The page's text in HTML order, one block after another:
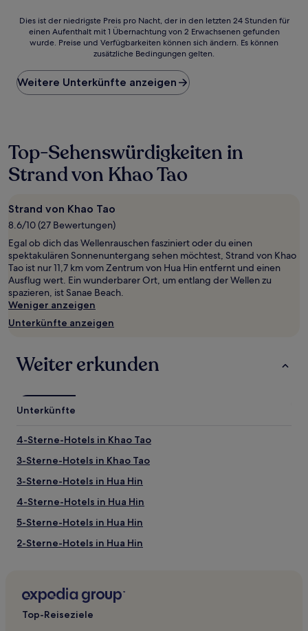
Dies
der
Preis
pro
Nacht,
letzten
24 Stunden
für
einen
mit
1 Übernachtung
von
2 Erwachsenen
gefunden
wurde.
Preise
und
Verfügbarkeiten
können
sich
Es
können
Bedingungen
gelten.
Dies ist der niedrigste Preis pro Nacht, der in den letzten 24 Stunden für
einen Aufenthalt mit 1 Übernachtung von 2 Erwachsenen gefunden
wurde. Preise und Verfügbarkeiten können sich ändern. Es können
zusätzliche Bedingungen gelten.
Weitere Unterkünfte anzeigen
Top-Sehenswürdigkeiten in
Strand von Khao Tao
Strand von Khao Tao
8.6/10 (27 Bewertungen)
Egal ob dich das Wellenrauschen fasziniert oder du einen
spektakulären Sonnenuntergang sehen möchtest, Strand von Khao
Tao ist nur 11,7 km vom Zentrum von Hua Hin entfernt und einen
Ausflug wert. Ein wunderbarer Ort, um entlang der Wellen zu
spazieren, ist Sanae Beach.
Weniger anzeigen
Unterkünfte anzeigen
Weiter erkunden
Unterkünfte
4-Sterne-Hotels in Khao Tao
3-Sterne-Hotels in Khao Tao
3-Sterne-Hotels in Hua Hin
4-Sterne-Hotels in Hua Hin
5-Sterne-Hotels in Hua Hin
2-Sterne-Hotels in Hua Hin
3-Sterne-Hotels in Pran Buri
Top-Reiseziele